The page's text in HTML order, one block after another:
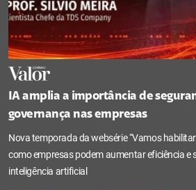
IA amplia a importância de
governança nas empresas
Nova temporada da websérie “Vamos
como empresas podem aumentar eficiência e
inteligência artificial